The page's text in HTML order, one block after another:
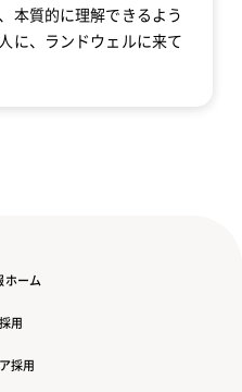
本質的に理解できるよう
に、ランドウェルに来て
ホーム
用
採用